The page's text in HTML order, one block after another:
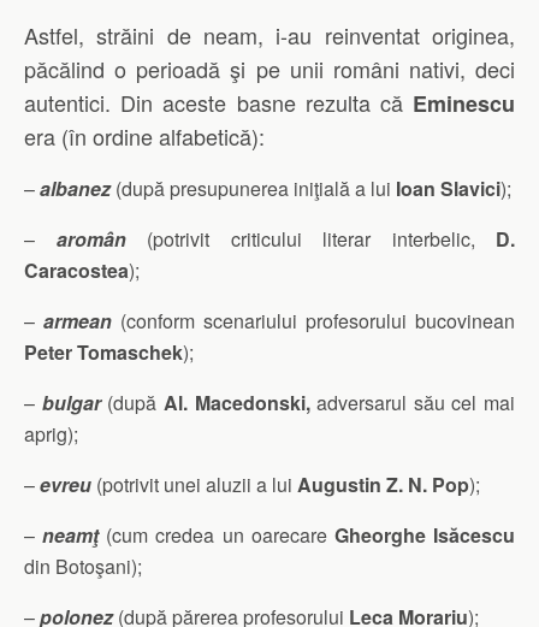
Astfel, străini de neam, i-au reinventat originea,
păcălind o perioadă şi pe unii români nativi, deci
autentici. Din aceste basne rezulta că Eminescu
era (în ordine alfabetică):
–albanez (după presupunerea iniţială a lui Ioan Slavici);
– aromân(potrivit criticului literar interbelic, D.
Caracostea);
– armean (conform scenariului profesorului bucovinean
Peter Tomaschek);
– bulgar(după Al. Macedonski,adversarul său cel mai
aprig);
–evreu (potrivit unei aluzii a lui Augustin Z. N. Pop);
–neamţ(cum credea un oarecare Gheorghe Isăcescu
din Botoşani);
–polonez(după părerea profesorului Leca Morariu);